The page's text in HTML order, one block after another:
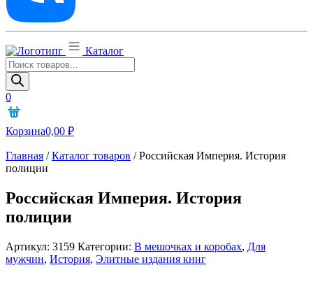
Каталог
Поиск
товаров
0
Корзина0,00 ₽
Главная /Каталог товаров /Российская Империя. История
полиции
Российская Империя. История
полиции
Артикул: 3159 Категории: В мешочках и коробах, Для
мужчин, История, Элитные издания книг